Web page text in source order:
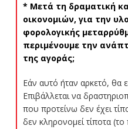
* Μετά τη δραματική
οικονομιών, για την
φορολογικής
περιμένουμε την
της αγοράς;
Εάν αυτό ήταν αρκετό, θα
Επιβάλλεται να
που προτείνω δεν έχει
δεν κληρονομεί τίποτα